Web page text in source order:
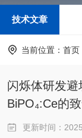
技术文章
当前位置： 首页
闪烁体研发
BiPO₄:Ce的
更新时间：